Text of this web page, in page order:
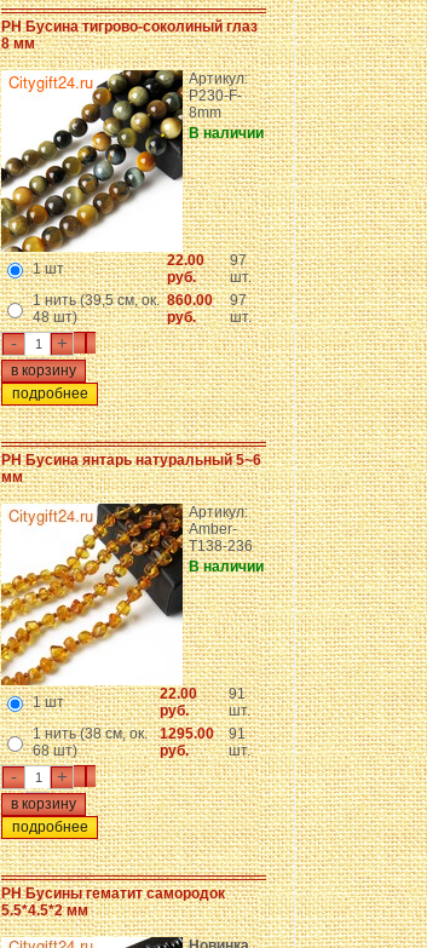
PH Бусина тигрово-соколиный глаз
8 мм
Артикул:
P230-F-
8mm
В наличии
1 шт
22.00
руб.
97
шт.
1 нить (39,5 см, ок.
48 шт)
860.00
руб.
97
шт.
- +
подробнее
PH Бусина янтарь натуральный 5~6
мм
Артикул:
Amber-
T138-236
В наличии
1 шт
22.00
руб.
91
шт.
1 нить (38 см, ок.
68 шт)
1295.00
руб.
91
шт.
- +
подробнее
PH Бусины гематит самородок
5.5*4.5*2 мм